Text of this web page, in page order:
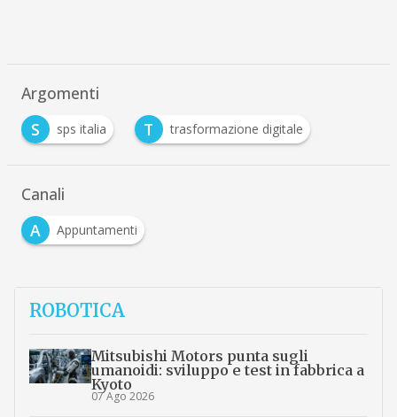
Argomenti
S
sps italia T trasformazione digitale
Canali
A
Appuntamenti
ROBOTICA
Mitsubishi Motors punta sugli
umanoidi: sviluppo e test in fabbrica a
Kyoto
07 Ago 2026